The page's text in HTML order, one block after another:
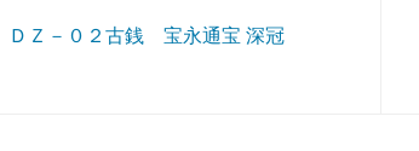
ＤＺ－０２古銭 宝永通宝 深冠